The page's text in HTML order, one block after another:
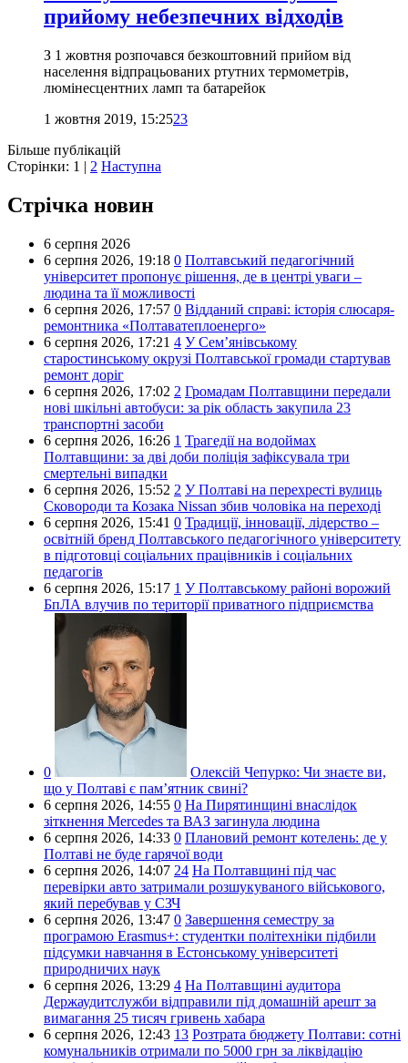
прийому небезпечних відходів
З 1 жовтня розпочався безкоштовний прийом від
населення відпрацьованих ртутних термометрів,
люмінесцентних ламп та батарейок
1 жовтня 2019, 15:2523
Більше публікацій
Сторінки: 1 | 2 Наступна
Стрічка новин
6 серпня 2026
6 серпня 2026, 19:18 0 Полтавський педагогічний
університет пропонує рішення, де в центрі уваги –
людина та її можливості
6 серпня 2026, 17:57 0 Відданий справі: історія слюсаря-
ремонтника «Полтаватеплоенерго»
6 серпня 2026, 17:21 4 У Сем’янівському
старостинському окрузі Полтавської громади стартував
ремонт доріг
6 серпня 2026, 17:02 2 Громадам Полтавщини передали
нові шкільні автобуси: за рік область закупила 23
транспортні засоби
6 серпня 2026, 16:26 1 Трагедії на водоймах
Полтавщини: за дві доби поліція зафіксувала три
смертельні випадки
6 серпня 2026, 15:52 2 У Полтаві на перехресті вулиць
Сковороди та Козака Nissan збив чоловіка на переході
6 серпня 2026, 15:41 0 Традиції, інновації, лідерство –
освітній бренд Полтавського педагогічного університету
в підготовці соціальних працівників і соціальних
педагогів
6 серпня 2026, 15:17 1 У Полтавському районі ворожий
БпЛА влучив по території приватного підприємства
0 Олексій Чепурко: Чи знаєте ви,
що у Полтаві є пам’ятник свині?
6 серпня 2026, 14:55 0 На Пирятинщині внаслідок
зіткнення Mercedes та ВАЗ загинула людина
6 серпня 2026, 14:33 0 Плановий ремонт котелень: де у
Полтаві не буде гарячої води
6 серпня 2026, 14:07 24 На Полтавщині під час
перевірки авто затримали розшукуваного військового,
який перебував у СЗЧ
6 серпня 2026, 13:47 0 Завершення семестру за
програмою Erasmus+: студентки політехніки підбили
підсумки навчання в Естонському університеті
природничих наук
6 серпня 2026, 13:29 4 На Полтавщині аудитора
Держаудитслужби відправили під домашній арешт за
вимагання 25 тисяч гривень хабара
6 серпня 2026, 12:43 13 Розтрата бюджету Полтави: сотні
комунальників отримали по 5000 грн за ліквідацію